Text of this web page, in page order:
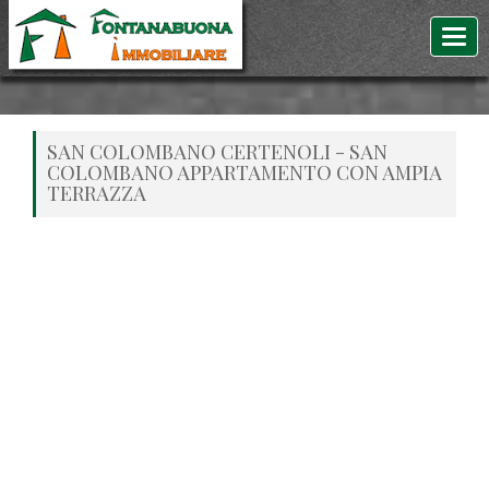
SAN COLOMBANO CERTENOLI - SAN
COLOMBANO APPARTAMENTO CON AMPIA
TERRAZZA